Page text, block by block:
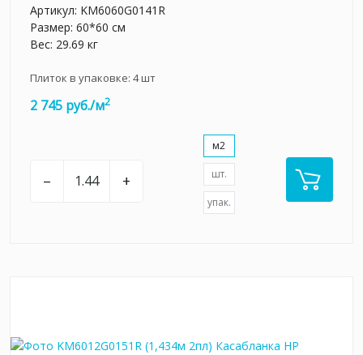
Артикул: KM6060G0141R
Размер: 60*60 см
Вес: 29.69 кг
Плиток в упаковке: 4шт
2 745 руб./м2
– +
м2
шт.
упак.